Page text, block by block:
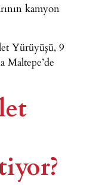
kamyon
Yürüyüşü, 9
Maltepe’de